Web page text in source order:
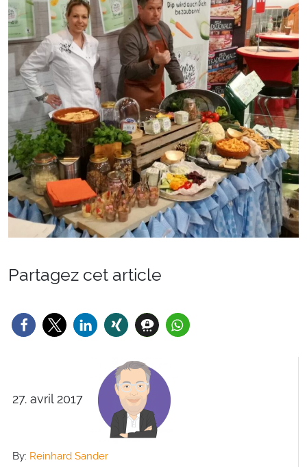
Partagez cet article
27. avril 2017
By: Reinhard Sander